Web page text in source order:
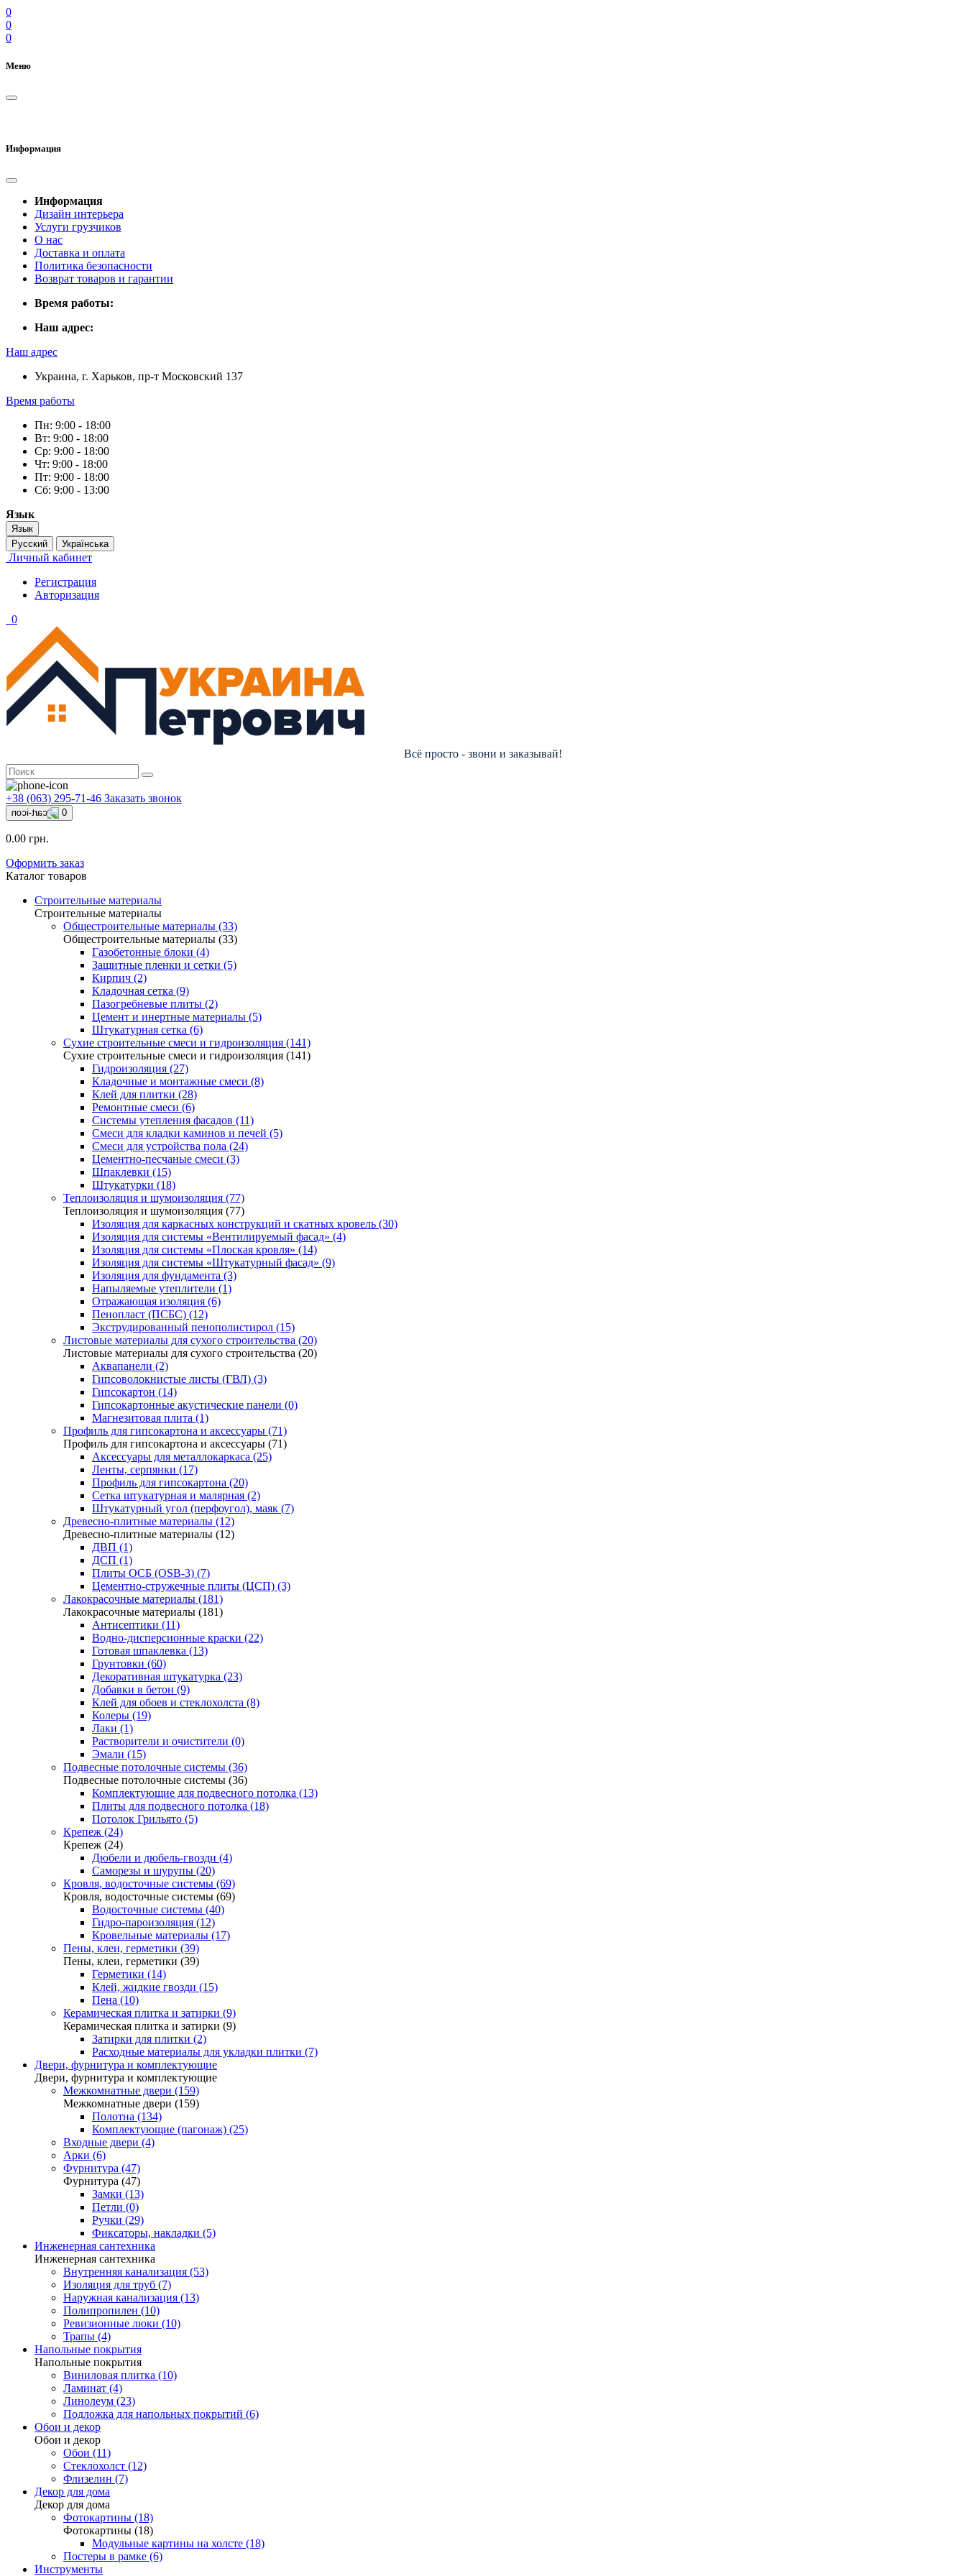
0
0
0
Меню
Информация
Информация
Дизайн интерьера
Услуги грузчиков
О нас
Доставка и оплата
Политика безопасности
Возврат товаров и гарантии
Время работы:
Наш адрес:
Наш адрес
Украина, г. Харьков, пр-т Московский 137
Время работы
Пн: 9:00 - 18:00
Вт: 9:00 - 18:00
Ср: 9:00 - 18:00
Чт: 9:00 - 18:00
Пт: 9:00 - 18:00
Сб: 9:00 - 13:00
Язык
Язык
Русский
Українська
Личный кабинет
Регистрация
Авторизация
0
Всё просто - звони и заказывай!
+38 (063) 295-71-46 Заказать звонок
0
0.00 грн.
Оформить заказ
Каталог товаров
Строительные материалы
Строительные материалы
Общестроительные материалы (33)
Общестроительные материалы (33)
Газобетонные блоки (4)
Защитные пленки и сетки (5)
Кирпич (2)
Кладочная сетка (9)
Пазогребневые плиты (2)
Цемент и инертные материалы (5)
Штукатурная сетка (6)
Сухие строительные смеси и гидроизоляция (141)
Сухие строительные смеси и гидроизоляция (141)
Гидроизоляция (27)
Кладочные и монтажные смеси (8)
Клей для плитки (28)
Ремонтные смеси (6)
Системы утепления фасадов (11)
Смеси для кладки каминов и печей (5)
Смеси для устройства пола (24)
Цементно-песчаные смеси (3)
Шпаклевки (15)
Штукатурки (18)
Теплоизоляция и шумоизоляция (77)
Теплоизоляция и шумоизоляция (77)
Изоляция для каркасных конструкций и скатных кровель (30)
Изоляция для системы «Вентилируемый фасад» (4)
Изоляция для системы «Плоская кровля» (14)
Изоляция для системы «Штукатурный фасад» (9)
Изоляция для фундамента (3)
Напыляемые утеплители (1)
Отражающая изоляция (6)
Пенопласт (ПСБС) (12)
Экструдированный пенополистирол (15)
Листовые материалы для сухого строительства (20)
Листовые материалы для сухого строительства (20)
Аквапанели (2)
Гипсоволокнистые листы (ГВЛ) (3)
Гипсокартон (14)
Гипсокартонные акустические панели (0)
Магнезитовая плита (1)
Профиль для гипсокартона и аксессуары (71)
Профиль для гипсокартона и аксессуары (71)
Аксессуары для металлокаркаса (25)
Ленты, серпянки (17)
Профиль для гипсокартона (20)
Сетка штукатурная и малярная (2)
Штукатурный угол (перфоугол), маяк (7)
Древесно-плитные материалы (12)
Древесно-плитные материалы (12)
ДВП (1)
ДСП (1)
Плиты ОСБ (OSB-3) (7)
Цементно-стружечные плиты (ЦСП) (3)
Лакокрасочные материалы (181)
Лакокрасочные материалы (181)
Антисептики (11)
Водно-дисперсионные краски (22)
Готовая шпаклевка (13)
Грунтовки (60)
Декоративная штукатурка (23)
Добавки в бетон (9)
Клей для обоев и стеклохолста (8)
Колеры (19)
Лаки (1)
Растворители и очистители (0)
Эмали (15)
Подвесные потолочные системы (36)
Подвесные потолочные системы (36)
Комплектующие для подвесного потолка (13)
Плиты для подвесного потолка (18)
Потолок Грильято (5)
Крепеж (24)
Крепеж (24)
Дюбели и дюбель-гвозди (4)
Саморезы и шурупы (20)
Кровля, водосточные системы (69)
Кровля, водосточные системы (69)
Водосточные системы (40)
Гидро-пароизоляция (12)
Кровельные материалы (17)
Пены, клеи, герметики (39)
Пены, клеи, герметики (39)
Герметики (14)
Клей, жидкие гвозди (15)
Пена (10)
Керамическая плитка и затирки (9)
Керамическая плитка и затирки (9)
Затирки для плитки (2)
Расходные материалы для укладки плитки (7)
Двери, фурнитура и комплектующие
Двери, фурнитура и комплектующие
Межкомнатные двери (159)
Межкомнатные двери (159)
Полотна (134)
Комплектующие (пагонаж) (25)
Входные двери (4)
Арки (6)
Фурнитура (47)
Фурнитура (47)
Замки (13)
Петли (0)
Ручки (29)
Фиксаторы, накладки (5)
Инженерная сантехника
Инженерная сантехника
Внутренняя канализация (53)
Изоляция для труб (7)
Наружная канализация (13)
Полипропилен (10)
Ревизионные люки (10)
Трапы (4)
Напольные покрытия
Напольные покрытия
Виниловая плитка (10)
Ламинат (4)
Линолеум (23)
Подложка для напольных покрытий (6)
Обои и декор
Обои и декор
Обои (11)
Стеклохолст (12)
Флизелин (7)
Декор для дома
Декор для дома
Фотокартины (18)
Фотокартины (18)
Модульные картины на холсте (18)
Постеры в рамке (6)
Инструменты